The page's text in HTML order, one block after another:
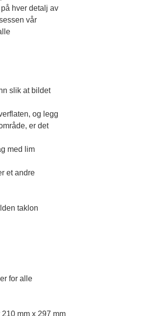
hver detalj av
vår
slik at bildet
og legg
er det
med lim
et andre
taklon
for alle
mm x 297 mm